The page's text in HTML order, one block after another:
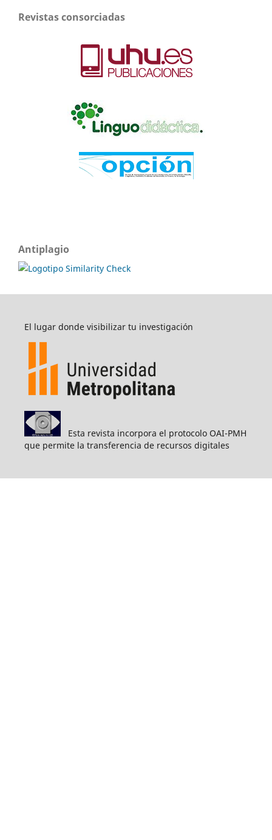
Revistas consorciadas
Antiplagio
El lugar donde visibilizar tu investigación
Esta revista incorpora el protocolo OAI-PMH
que permite la transferencia de recursos digitales